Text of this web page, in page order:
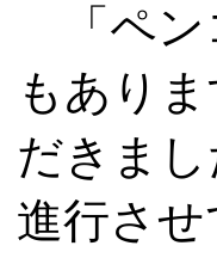
「ペン
もあり
だきま
進行さ